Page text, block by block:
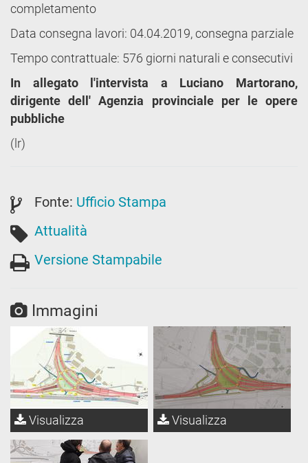
completamento
Data consegna lavori: 04.04.2019, consegna parziale
Tempo contrattuale: 576 giorni naturali e consecutivi
In allegato l'intervista a Luciano Martorano,
dirigente dell' Agenzia provinciale per le opere
pubbliche
(lr)
Fonte: Ufficio Stampa
Attualità
Versione Stampabile
Immagini
Visualizza Visualizza